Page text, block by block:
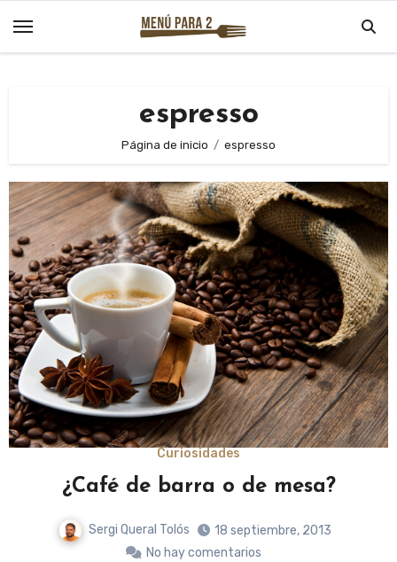
espresso
Página de inicio espresso
Curiosidades
¿Café de barra o de mesa?
Sergi Queral Tolós
18 septiembre, 2013
No hay comentarios